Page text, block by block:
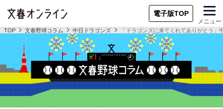
電子版TOP
メニュー
TOP 文春野球コラム 中日ドラゴンズ 「ドラゴンズに来てくれてありがとう